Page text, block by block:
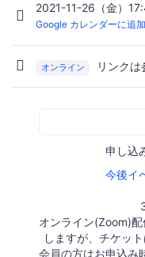
2021-11-26（金）
Google カレンダーに追加
オンライン リンクは
申し込
今後イ
オンライン(Zoom)
しますが、チケッ
会員の方はお申込み